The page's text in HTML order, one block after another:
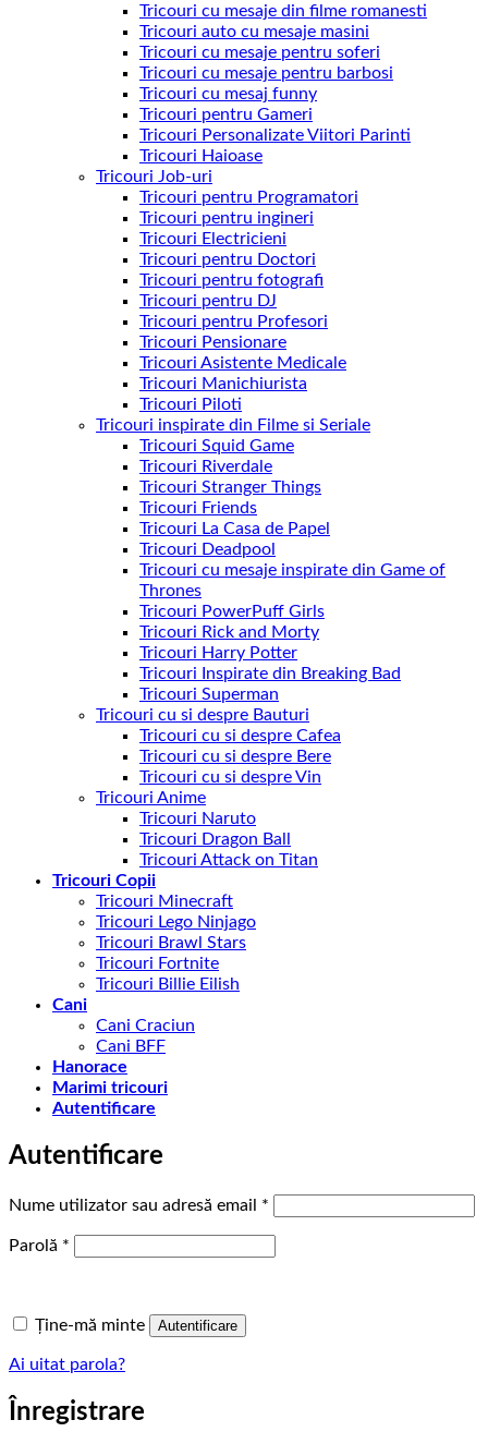
Tricouri cu mesaje din filme romanesti
Tricouri auto cu mesaje masini
Tricouri cu mesaje pentru soferi
Tricouri cu mesaje pentru barbosi
Tricouri cu mesaj funny
Tricouri pentru Gameri
Tricouri Personalizate Viitori Parinti
Tricouri Haioase
Tricouri Job-uri
Tricouri pentru Programatori
Tricouri pentru ingineri
Tricouri Electricieni
Tricouri pentru Doctori
Tricouri pentru fotografi
Tricouri pentru DJ
Tricouri pentru Profesori
Tricouri Pensionare
Tricouri Asistente Medicale
Tricouri Manichiurista
Tricouri Piloti
Tricouri inspirate din Filme si Seriale
Tricouri Squid Game
Tricouri Riverdale
Tricouri Stranger Things
Tricouri Friends
Tricouri La Casa de Papel
Tricouri Deadpool
Tricouri cu mesaje inspirate din Game of
Thrones
Tricouri PowerPuff Girls
Tricouri Rick and Morty
Tricouri Harry Potter
Tricouri Inspirate din Breaking Bad
Tricouri Superman
Tricouri cu si despre Bauturi
Tricouri cu si despre Cafea
Tricouri cu si despre Bere
Tricouri cu si despre Vin
Tricouri Anime
Tricouri Naruto
Tricouri Dragon Ball
Tricouri Attack on Titan
Tricouri Copii
Tricouri Minecraft
Tricouri Lego Ninjago
Tricouri Brawl Stars
Tricouri Fortnite
Tricouri Billie Eilish
Cani
Cani Craciun
Cani BFF
Hanorace
Marimi tricouri
Autentificare
Autentificare
Nume utilizator sau adresă email *
Parolă *
Ține-mă minte Autentificare
Ai uitat parola?
Înregistrare